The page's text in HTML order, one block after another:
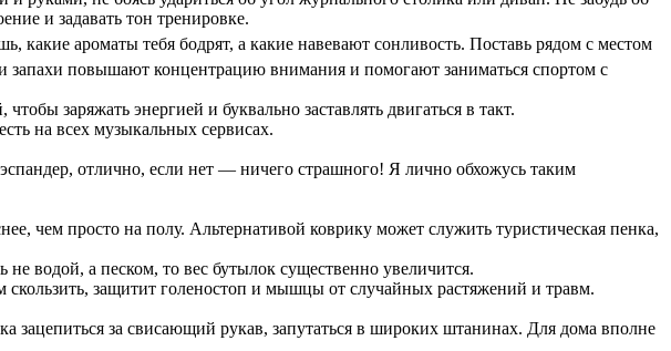
и задавать тон тренировке.
какие ароматы тебя бодрят, а какие навевают сонливость. Поставь рядом с местом
запахи повышают концентрацию внимания и помогают заниматься спортом с
заряжать энергией и буквально заставлять двигаться в такт.
на всех музыкальных сервисах.
отлично, если нет — ничего страшного! Я лично обхожусь таким
чем просто на полу. Альтернативой коврику может служить туристическая пенка,
водой, а песком, то вес бутылок существенно увеличится.
скользить, защитит голеностоп и мышцы от случайных растяжений и травм.
зацепиться за свисающий рукав, запутаться в широких штанинах. Для дома вполне